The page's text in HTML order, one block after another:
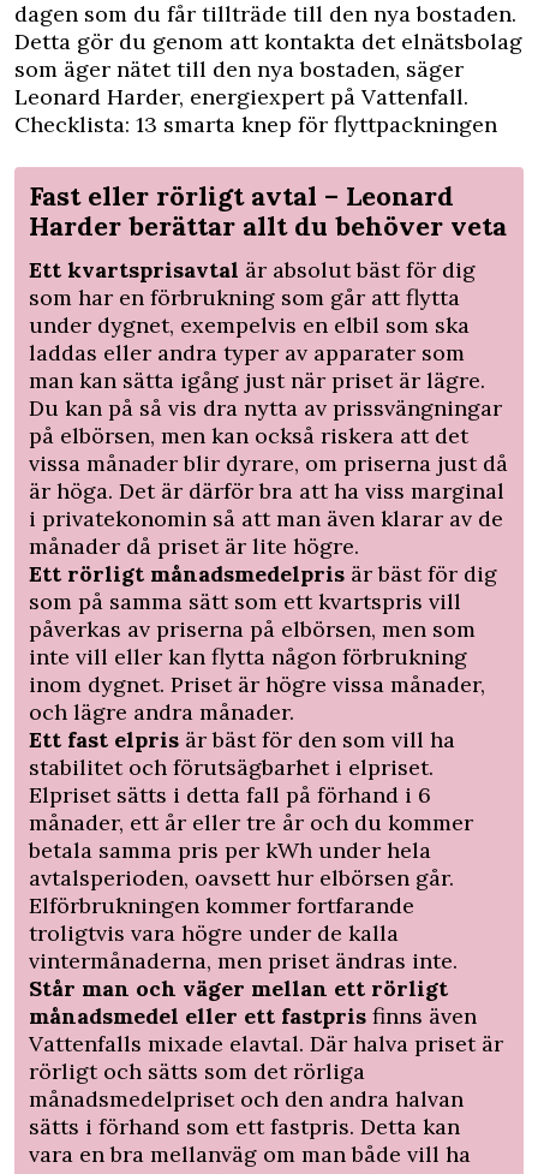
dagen som du får tillträde till den nya bostaden.
Detta gör du genom att kontakta det elnätsbolag
som äger nätet till den nya bostaden, säger
Leonard Harder, energiexpert på Vattenfall.
Checklista: 13 smarta knep för flyttpackningen
Fast eller rörligt avtal – Leonard
Harder berättar allt du behöver veta
Ett kvartsprisavtal är absolut bäst för dig
som har en förbrukning som går att flytta
under dygnet, exempelvis en elbil som ska
laddas eller andra typer av apparater som
man kan sätta igång just när priset är lägre.
Du kan på så vis dra nytta av prissvängningar
på elbörsen, men kan också riskera att det
vissa månader blir dyrare, om priserna just då
är höga. Det är därför bra att ha viss marginal
i privatekonomin så att man även klarar av de
månader då priset är lite högre.
Ett rörligt månadsmedelpris är bäst för dig
som på samma sätt som ett kvartspris vill
påverkas av priserna på elbörsen, men som
inte vill eller kan flytta någon förbrukning
inom dygnet. Priset är högre vissa månader,
och lägre andra månader.
Ett fast elpris är bäst för den som vill ha
stabilitet och förutsägbarhet i elpriset.
Elpriset sätts i detta fall på förhand i 6
månader, ett år eller tre år och du kommer
betala samma pris per kWh under hela
avtalsperioden, oavsett hur elbörsen går.
Elförbrukningen kommer fortfarande
troligtvis vara högre under de kalla
vintermånaderna, men priset ändras inte.
Står man och väger mellan ett rörligt
månadsmedel eller ett fastpris finns även
Vattenfalls mixade elavtal. Där halva priset är
rörligt och sätts som det rörliga
månadsmedelpriset och den andra halvan
sätts i förhand som ett fastpris. Detta kan
vara en bra mellanväg om man både vill ha